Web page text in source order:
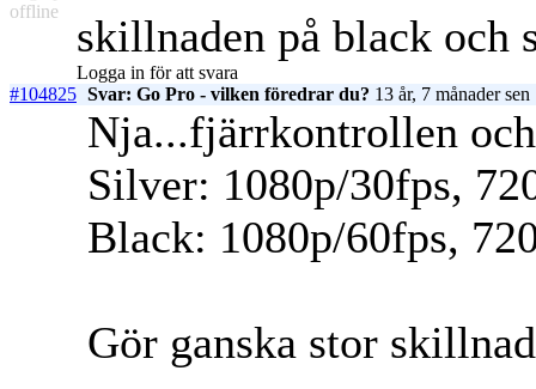
offline skillnaden på black
Logga in för att svara
#104825 Svar: Go Pro - vilken föredrar du? 13 år, 7 månader sen
Nja...fjärrkontrollen
Silver: 1080p/30fps,
Black: 1080p/60fps,
Gör ganska stor